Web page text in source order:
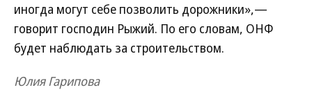
иногда могут себе позволить дорожники»,—
говорит господин Рыжий. По его словам, ОНФ
будет наблюдать за строительством.
Юлия Гарипова